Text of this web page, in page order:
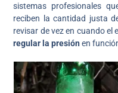
sistemas profesionales
reciben la cantidad justa
revisar de vez en cuando
regular la presión en